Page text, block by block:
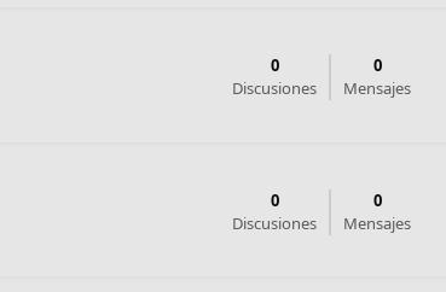
0
Discusiones
0
Mensajes
0
Discusiones
0
Mensajes